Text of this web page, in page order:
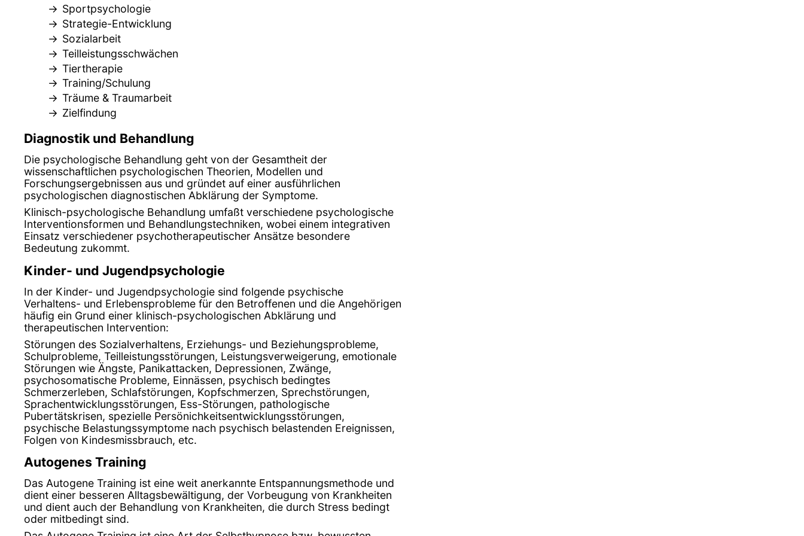
Sportpsychologie
Strategie-Entwicklung
Sozialarbeit
Teilleistungsschwächen
Tiertherapie
Training/Schulung
Träume & Traumarbeit
Zielfindung
Diagnostik und Behandlung
Die psychologische Behandlung geht von der Gesamtheit der
wissenschaftlichen psychologischen Theorien, Modellen und
Forschungsergebnissen aus und gründet auf einer ausführlichen
psychologischen diagnostischen Abklärung der Symptome.
Klinisch-psychologische Behandlung umfaßt verschiedene psychologische
Interventionsformen und Behandlungstechniken, wobei einem integrativen
Einsatz verschiedener psychotherapeutischer Ansätze besondere
Bedeutung zukommt.
Kinder- und Jugendpsychologie
In der Kinder- und Jugendpsychologie sind folgende psychische
Verhaltens- und Erlebensprobleme für den Betroffenen und die Angehörigen
häufig ein Grund einer klinisch-psychologischen Abklärung und
therapeutischen Intervention:
Störungen des Sozialverhaltens, Erziehungs- und Beziehungsprobleme,
Schulprobleme, Teilleistungsstörungen, Leistungsverweigerung, emotionale
Störungen wie Ängste, Panikattacken, Depressionen, Zwänge,
psychosomatische Probleme, Einnässen, psychisch bedingtes
Schmerzerleben, Schlafstörungen, Kopfschmerzen, Sprechstörungen,
Sprachentwicklungsstörungen, Ess-Störungen, pathologische
Pubertätskrisen, spezielle Persönichkeitsentwicklungsstörungen,
psychische Belastungssymptome nach psychisch belastenden Ereignissen,
Folgen von Kindesmissbrauch, etc.
Autogenes Training
Das Autogene Training ist eine weit anerkannte Entspannungsmethode und
dient einer besseren Alltagsbewältigung, der Vorbeugung von Krankheiten
und dient auch der Behandlung von Krankheiten, die durch Stress bedingt
oder mitbedingt sind.